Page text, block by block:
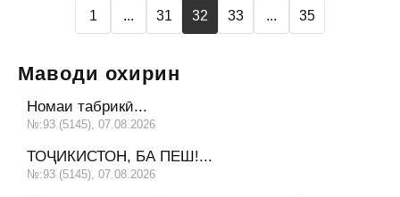
1 ... 31 32 33 ... 35
Маводи охирин
Номаи табрикӣ...
№:93 (5145), 07.08.2026
ТОҶИКИСТОН, БА ПЕШ!...
№:93 (5145), 07.08.2026